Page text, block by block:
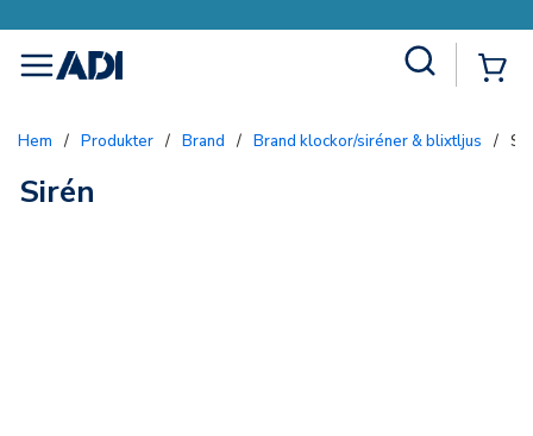
menu
Hem / Produkter / Brand / Brand klockor/siréner & blixtljus /
Sirén